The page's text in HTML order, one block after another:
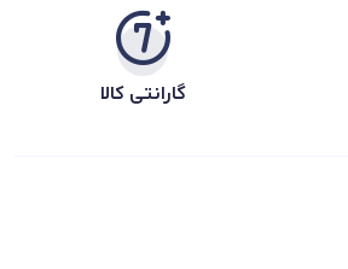
گارانتی کالا